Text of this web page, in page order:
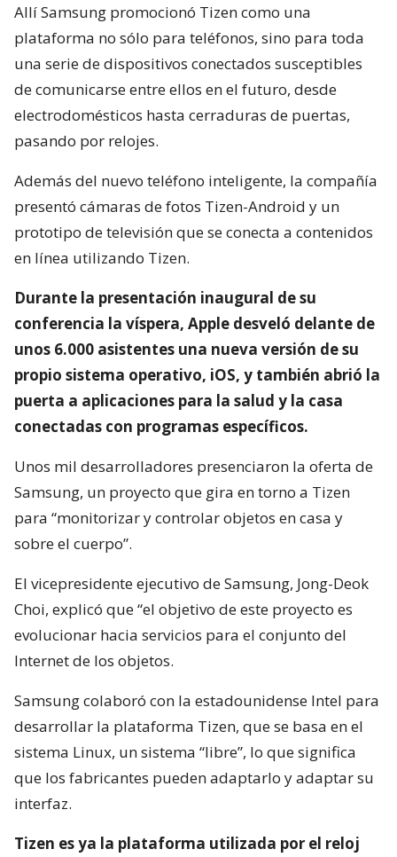
Allí Samsung promocionó Tizen como una
plataforma no sólo para teléfonos, sino para toda
una serie de dispositivos conectados susceptibles
de comunicarse entre ellos en el futuro, desde
electrodomésticos hasta cerraduras de puertas,
pasando por relojes.
Además del nuevo teléfono inteligente, la compañía
presentó cámaras de fotos Tizen-Android y un
prototipo de televisión que se conecta a contenidos
en línea utilizando Tizen.
Durante la presentación inaugural de su
conferencia la víspera, Apple desveló delante de
unos 6.000 asistentes una nueva versión de su
propio sistema operativo, iOS, y también abrió la
puerta a aplicaciones para la salud y la casa
conectadas con programas específicos.
Unos mil desarrolladores presenciaron la oferta de
Samsung, un proyecto que gira en torno a Tizen
para “monitorizar y controlar objetos en casa y
sobre el cuerpo”.
El vicepresidente ejecutivo de Samsung, Jong-Deok
Choi, explicó que “el objetivo de este proyecto es
evolucionar hacia servicios para el conjunto del
Internet de los objetos.
Samsung colaboró con la estadounidense Intel para
desarrollar la plataforma Tizen, que se basa en el
sistema Linux, un sistema “libre”, lo que significa
que los fabricantes pueden adaptarlo y adaptar su
interfaz.
Tizen es ya la plataforma utilizada por el reloj